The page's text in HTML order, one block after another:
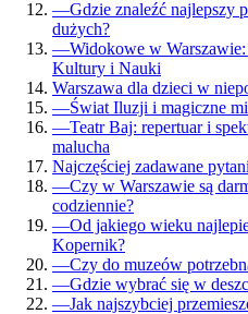
—Gdzie znaleźć najlepszy
dużych?
—Widokowe w
Kultury i Nauki
Warszawa dla dzieci w
—Świat Iluzji i magiczne
—Teatr Baj: repertuar i
malucha
Najczęściej zadawane
—Czy w Warszawie są
codziennie?
—Od jakiego wieku
Kopernik?
—Czy do muzeów
—Gdzie wybrać się w
—Jak najszybciej